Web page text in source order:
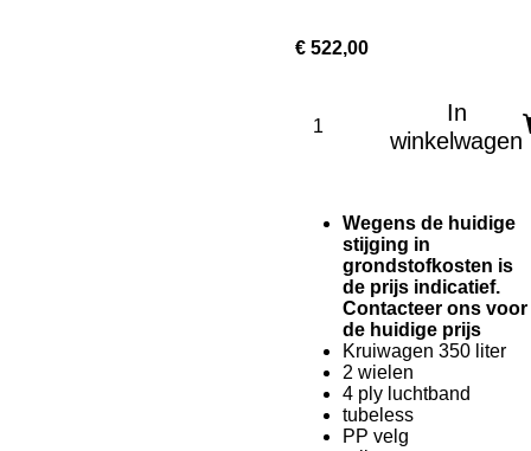
€ 522,00
In
winkelwagen
Wegens de huidige
stijging in
grondstofkosten is
de prijs indicatief.
Contacteer ons voor
de huidige prijs
Kruiwagen 350 liter
2 wielen
4 ply luchtband
tubeless
PP velg